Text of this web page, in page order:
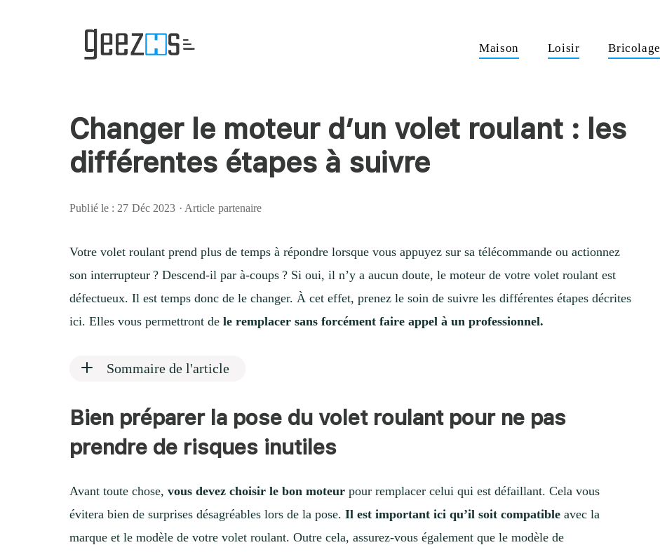
Maison Loisir Bricolage
Changer le moteur d’un volet roulant : les
différentes étapes à suivre
Publié le : 27 Déc 2023 · Article partenaire
Votre volet roulant prend plus de temps à répondre lorsque vous appuyez sur sa télécommande ou actionnez
son interrupteur ? Descend-il par à-coups ? Si oui, il n’y a aucun doute, le moteur de votre volet roulant est
défectueux. Il est temps donc de le changer. À cet effet, prenez le soin de suivre les différentes étapes décrites
ici. Elles vous permettront dele remplacer sans forcément faire appel à un professionnel.
Sommaire de l'article
Bien préparer la pose du volet roulant pour ne pas
prendre de risques inutiles
Avant toute chose, vous devez choisir le bon moteur pour remplacer celui qui est défaillant. Cela vous
évitera bien de surprises désagréables lors de la pose.Il est important ici qu’il soit compatible avec la
marque et le modèle de votre volet roulant. Outre cela, assurez-vous également que le modèle de